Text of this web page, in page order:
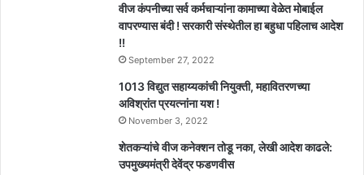
वीज कंपनीच्या सर्व कर्मचाऱ्यांना कामाच्या वेळेत मोबाईल
वापरण्यास बंदी ! सरकारी संस्थेतील हा बहुधा पहिलाच आदेश
!!
September 27, 2022
1013 विद्युत सहाय्यकांची नियुक्ती, महावितरणच्या
अविश्रांत प्रयत्नांना यश !
November 3, 2022
शेतकऱ्यांचे वीज कनेक्शन तोडू नका, लेखी आदेश काढले:
उपमुख्यमंत्री देवेंद्र फडणवीस